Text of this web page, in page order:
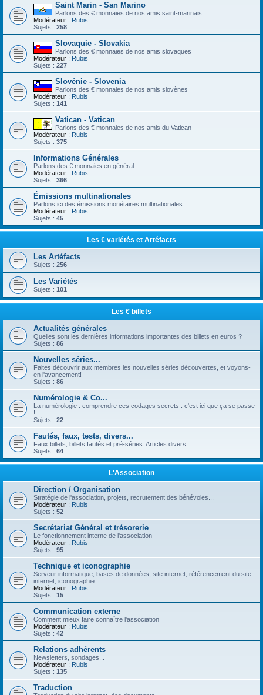
Saint Marin - San Marino
Parlons des € monnaies de nos amis saint-marinais
Modérateur : Rubis
Sujets : 258
Slovaquie - Slovakia
Parlons des € monnaies de nos amis slovaques
Modérateur : Rubis
Sujets : 227
Slovénie - Slovenia
Parlons des € monnaies de nos amis slovènes
Modérateur : Rubis
Sujets : 141
Vatican - Vatican
Parlons des € monnaies de nos amis du Vatican
Modérateur : Rubis
Sujets : 375
Informations Générales
Parlons des € monnaies en général
Modérateur : Rubis
Sujets : 366
Émissions multinationales
Parlons ici des émissions monétaires multinationales.
Modérateur : Rubis
Sujets : 45
Les € variétés et Artéfacts
Les Artéfacts
Sujets : 256
Les Variétés
Sujets : 101
Les € billets
Actualités générales
Quelles sont les dernières informations importantes des billets en euros ?
Sujets : 86
Nouvelles séries...
Faites découvrir aux membres les nouvelles séries découvertes, et voyons-
en l'avancement!
Sujets : 86
Numérologie & Co...
La numérologie : comprendre ces codages secrets : c'est ici que ça se passe
!
Sujets : 22
Fautés, faux, tests, divers...
Faux billets, billets fautés et pré-séries. Articles divers...
Sujets : 64
L'Association
Direction / Organisation
Stratégie de l'association, projets, recrutement des bénévoles...
Modérateur : Rubis
Sujets : 52
Secrétariat Général et trésorerie
Le fonctionnement interne de l'association
Modérateur : Rubis
Sujets : 95
Technique et iconographie
Serveur informatique, bases de données, site internet, référencement du site
internet, iconographie
Modérateur : Rubis
Sujets : 15
Communication externe
Comment mieux faire connaître l'association
Modérateur : Rubis
Sujets : 42
Relations adhérents
Newsletters, sondages...
Modérateur : Rubis
Sujets : 135
Traduction